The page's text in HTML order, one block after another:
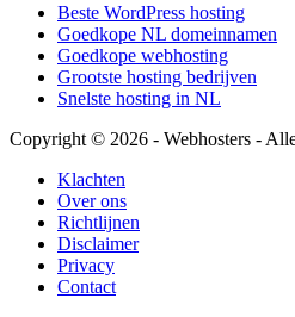
Beste WordPress hosting
Goedkope NL domeinnamen
Goedkope webhosting
Grootste hosting bedrijven
Snelste hosting in NL
Copyright © 2026 - Webhosters -
Klachten
Over ons
Richtlijnen
Disclaimer
Privacy
Contact